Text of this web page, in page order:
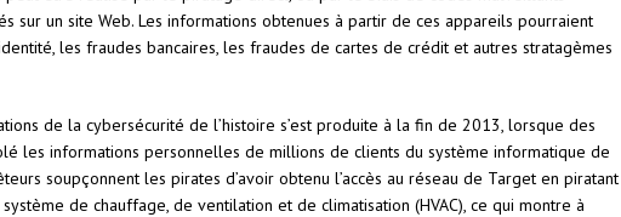
sur un site Web. Les informations obtenues à partir de ces appareils pourraient
les fraudes bancaires, les fraudes de cartes de crédit et autres stratagèmes
de la cybersécurité de l’histoire s’est produite à la fin de 2013, lorsque des
les informations personnelles de millions de clients du système informatique de
soupçonnent les pirates d’avoir obtenu l’accès au réseau de Target en piratant
de chauffage, de ventilation et de climatisation (HVAC), ce qui montre à